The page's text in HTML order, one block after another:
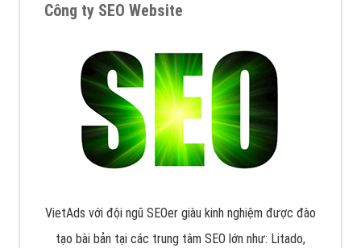
Công ty SEO Website
VietAds với đội ngũ SEOer giàu kinh nghiệm được đào
tạo bài bản tại các trung tâm SEO lớn như: Litado,